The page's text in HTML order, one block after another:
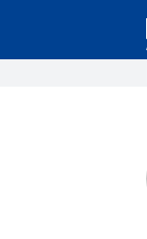
inhoud